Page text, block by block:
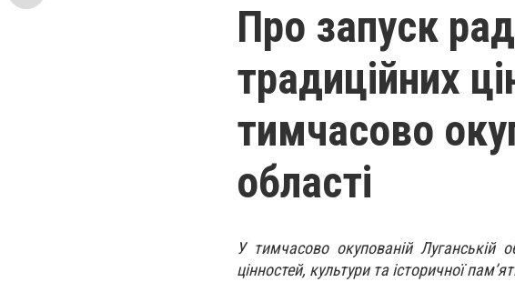
Про запуск
традиційних
тимчасово
області
У тимчасово окупованій Луганській
цінностей, культури та історичної